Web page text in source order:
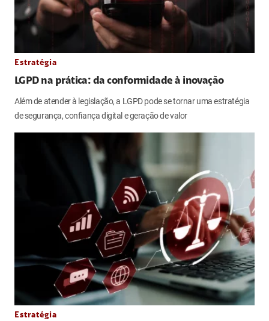
Estratégia
LGPD na prática: da conformidade à inovação
Além de atender à legislação, a LGPD pode se tornar uma estratégia
de segurança, confiança digital e geração de valor
Estratégia